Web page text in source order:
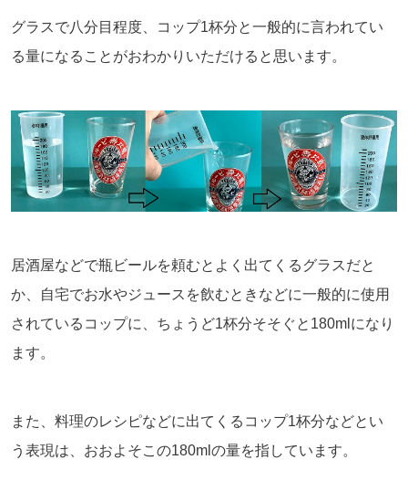
グラスで八分目程度、コップ1杯分と一般的に言われてい
る量になることがおわかりいただけると思います。
居酒屋などで瓶ビールを頼むとよく出てくるグラスだと
か、自宅でお水やジュースを飲むときなどに一般的に使用
されているコップに、ちょうど1杯分そそぐと180mlになり
ます。
また、料理のレシピなどに出てくるコップ1杯分などとい
う表現は、おおよそこの180mlの量を指しています。